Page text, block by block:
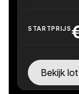
STARTPRIJS
Bekijk lot